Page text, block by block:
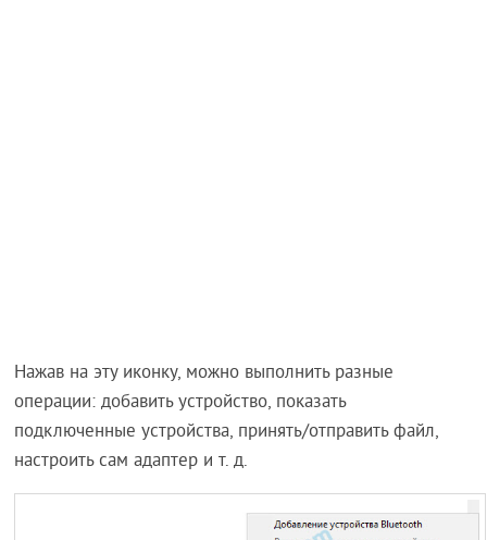
Нажав на эту иконку, можно выполнить разные
операции: добавить устройство, показать
подключенные устройства, принять/отправить файл,
настроить сам адаптер и т. д.